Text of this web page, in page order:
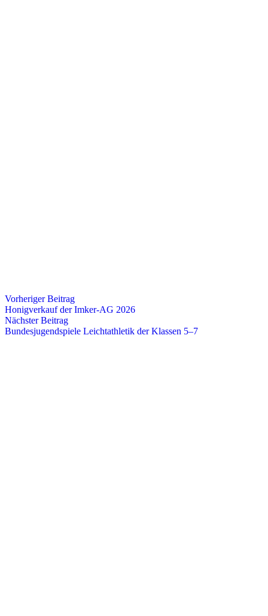
Vorheriger Beitrag
Honigverkauf der Imker-AG 2026
Nächster Beitrag
Bundesjugendspiele Leichtathletik der Klassen 5–7